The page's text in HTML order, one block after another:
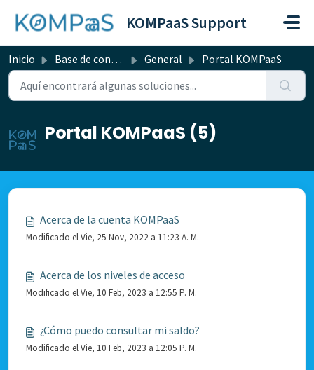
KOMPaaS Support
Inicio Base de conocimientos General Portal KOMPaaS
Portal KOMPaaS (5)
Acerca de la cuenta KOMPaaS
Modificado el Vie, 25 Nov, 2022 a 11:23 A. M.
Acerca de los niveles de acceso
Modificado el Vie, 10 Feb, 2023 a 12:55 P. M.
¿Cómo puedo consultar mi saldo?
Modificado el Vie, 10 Feb, 2023 a 12:05 P. M.